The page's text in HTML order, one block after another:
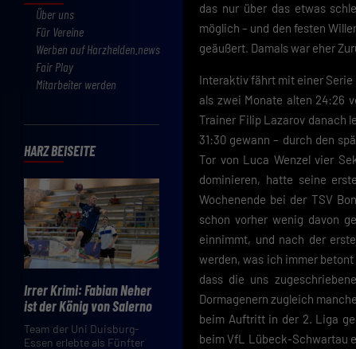
Über uns
Für Vereine
Werben auf Harzhelden.news
Fair Play
Mitarbeiter werden
HARZ BEISEITE
Irrer Krimi: Fabian Neher
ist der König von Salerno
Team der Uni Duisburg-
Essen erlebte als Fünfter
das nur über das etwas
möglich – und den festen
geäußert. Damals war eher
Interaktiv fährt mit einer Serie
als zwei Monate alten 24:26
Trainer Filip Lazarov danach
31:30 gewann – durch den
Tor von Luca Wenzel vier
dominieren, hatte seine
Wochenende bei der TSV
schon vorher wenig davon
einnimmt, und nach der
werden, was ich immer
dass die uns
Dormagenern zugleich
beim Auftritt in der 2. Liga
beim VfL Lübeck-Schwartau